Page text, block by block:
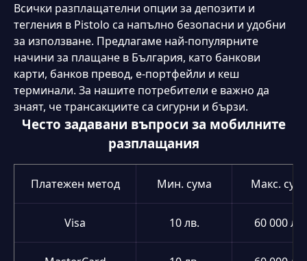
Всички разплащателни опции за депозити и
тегления в Pistolo са напълно безопасни и удобни
за използване. Предлагаме най-популярните
начини за плащане в България, като банкови
карти, банков превод, е-портфейли и кеш
терминали. За нашите потребители е важно да
знаят, че трансакциите са сигурни и бързи.
Често задавани въпроси за мобилните
разплащания
Платежен метод Мин. сума Макс.
Visa 10 лв. 60 000 лв.